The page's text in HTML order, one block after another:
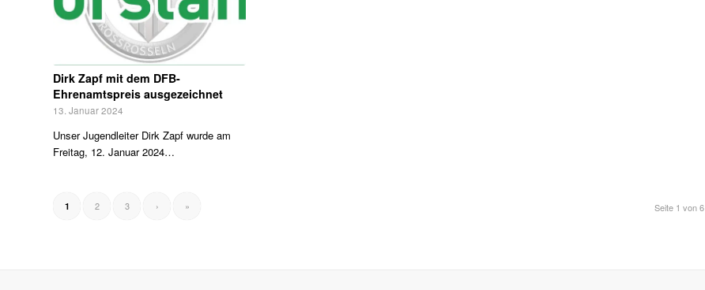
Dirk Zapf mit dem DFB-
Ehrenamtspreis ausgezeichnet
13. Januar 2024
Unser Jugendleiter Dirk Zapf wurde am
Freitag, 12. Januar 2024…
Seite 1 von 6
1 2 3 › »